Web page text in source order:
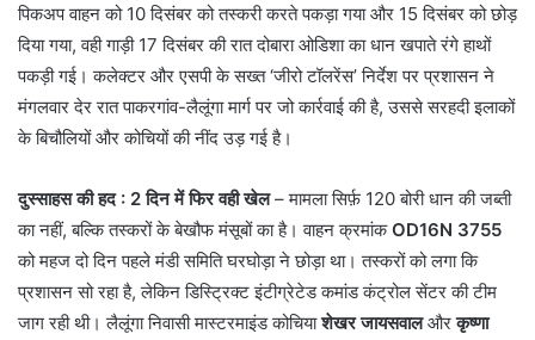
पिकअप वाहन को 10 दिसंबर को तस्करी करते पकड़ा गया और 15 दिसंबर को छोड़
दिया गया, वही गाड़ी 17 दिसंबर की रात दोबारा ओडिशा का धान खपाते रंगे हाथों
पकड़ी गई। कलेक्टर और एसपी के सख्त ‘जीरो टॉलरेंस’ निर्देश पर प्रशासन ने
मंगलवार देर रात पाकरगांव-लैलूंगा मार्ग पर जो कार्रवाई की है, उससे सरहदी इलाकों
के बिचौलियों और कोचियों की नींद उड़ गई है।
दुस्साहस की हद : 2 दिन में फिर वही खेल– मामला सिर्फ़ 120 बोरी धान की जब्ती
का नहीं, बल्कि तस्करों के बेखौफ मंसूबों का है। वाहन क्रमांकOD16N 3755
को महज दो दिन पहले मंडी समिति घरघोड़ा ने छोड़ा था। तस्करों को लगा कि
प्रशासन सो रहा है, लेकिन डिस्ट्रिक्ट इंटीग्रेटेड कमांड कंट्रोल सेंटर की टीम
जाग रही थी। लैलूंगा निवासी मास्टरमाइंड कोचियाशेखर जायसवालऔरकृष्णा